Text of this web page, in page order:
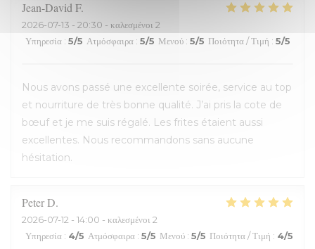
Jean-David F
2026-07-13 - 20:30 - καλεσμένοι 2
Υπηρεσία : 5/5 Ατμόσφαιρα : 5/5 Μενού : 5/5 Ποιότητα / Τιμή : 5/5
Nous avons passé une excellente soirée, service au top
et nourriture de très bonne qualité. J’ai pris la cote de
bœuf et je me suis régalé. Les frites étaient aussi
excellentes. Nous recommandons sans aucune
hésitation.
PeterD
2026-07-12 - 14:00 - καλεσμένοι 2
Υπηρεσία : 4/5 Ατμόσφαιρα : 5/5 Μενού : 5/5 Ποιότητα / Τιμή : 4/5